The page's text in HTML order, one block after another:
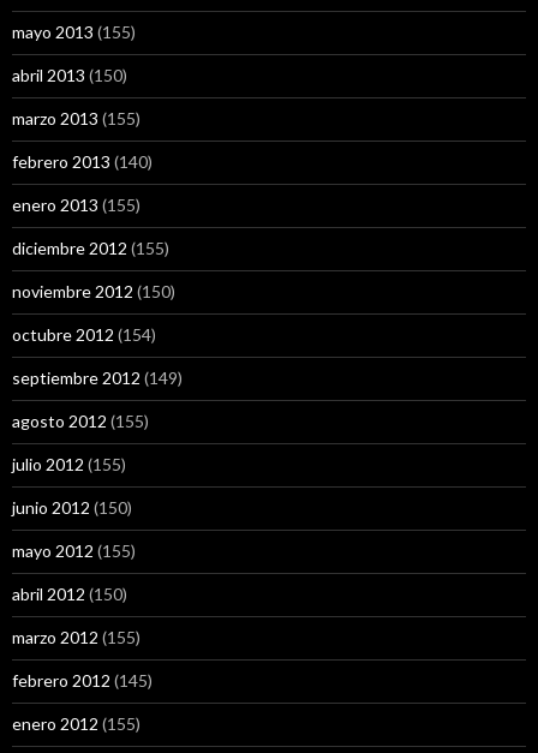
mayo 2013 (155)
abril 2013 (150)
marzo 2013 (155)
febrero 2013 (140)
enero 2013 (155)
diciembre 2012 (155)
noviembre 2012 (150)
octubre 2012 (154)
septiembre 2012 (149)
agosto 2012 (155)
julio 2012 (155)
junio 2012 (150)
mayo 2012 (155)
abril 2012 (150)
marzo 2012 (155)
febrero 2012 (145)
enero 2012 (155)